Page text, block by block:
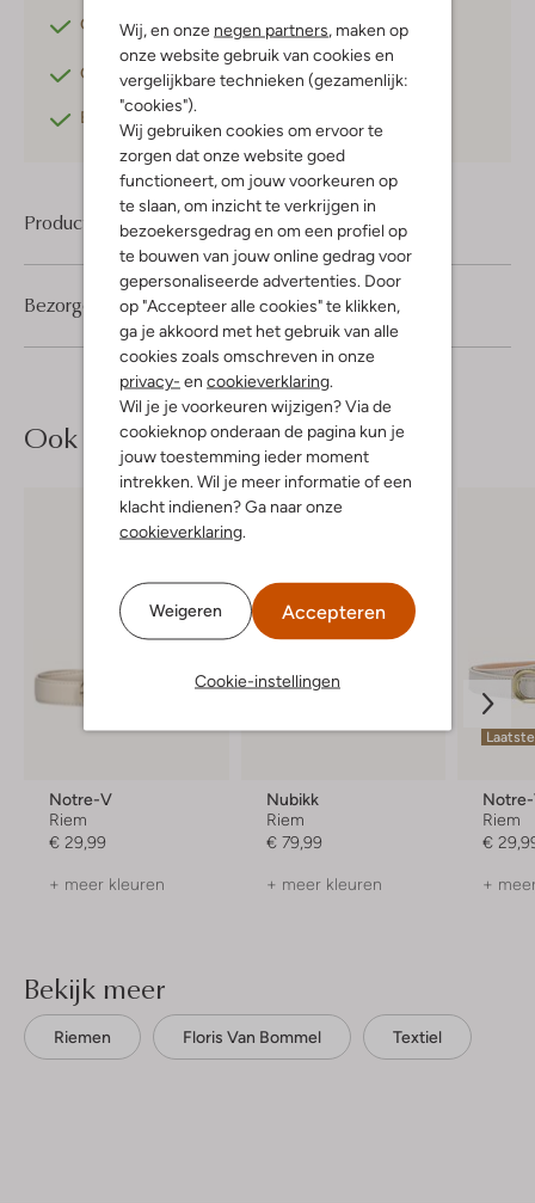
Wij, en onze negen partners , maken op
onze website gebruik van cookies en
vergelijkbare technieken (gezamenlijk:
"cookies").
Wij gebruiken cookies om ervoor te
zorgen dat onze website goed
functioneert, om jouw voorkeuren op
te slaan, om inzicht te verkrijgen in
bezoekersgedrag en om een profiel op
te bouwen van jouw online gedrag voor
gepersonaliseerde advertenties. Door
op "Accepteer alle cookies" te klikken,
ga je akkoord met het gebruik van alle
cookies zoals omschreven in onze
privacy- en cookieverklaring
Wil je je voorkeuren wijzigen? Via de
cookieknop onderaan de pagina kun je
jouw toestemming ieder moment
intrekken. Wil je meer informatie of een
klacht indienen? Ga naar onze
cookieverklaring
Weigeren Accepteren
Cookie-instellingen
Gratis verzending vanaf €75,-
Gratis retourneren binnen 30 dagen*
Betaal achterafmet Klarna
Product informatie
Bezorgen & retourneren
Ook iets voor jou?
Notre-V
Riem
€ 29,99
+ meer kleuren
Nubikk
Riem
€ 79,99
+ meer kleuren
Riem
€
+
Bekijk meer
Riemen Floris Van Bommel Textiel